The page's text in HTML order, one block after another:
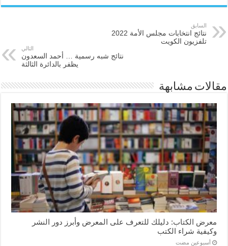
السابق
نتائج انتخابات مجلس الأمة 2022
تلفزيون الكويت
التالي
نتائج شبه رسمية … أحمد السعدون
يظفر بالدائرة الثالثة
مقالات مشابهة
معرض الكتاب: دليلك للتعرف على المعرض وأبرز دور النشر
وكيفية شراء الكتب
‏أسبوعين مضت